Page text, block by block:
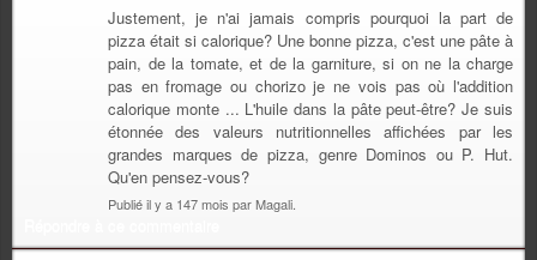
Justement, je n'ai jamais compris pourquoi la part de
pizza était si calorique? Une bonne pizza, c'est une pâte à
pain, de la tomate, et de la garniture, si on ne la charge
pas en fromage ou chorizo je ne vois pas où l'addition
calorique monte ... L'huile dans la pâte peut-être? Je suis
étonnée des valeurs nutritionnelles affichées par les
grandes marques de pizza, genre Dominos ou P. Hut.
Qu'en pensez-vous?
Publié il y a 147 mois par Magali.